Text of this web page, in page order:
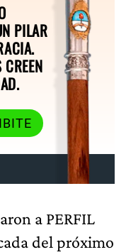
PILAR
a PERFIL
del próximo